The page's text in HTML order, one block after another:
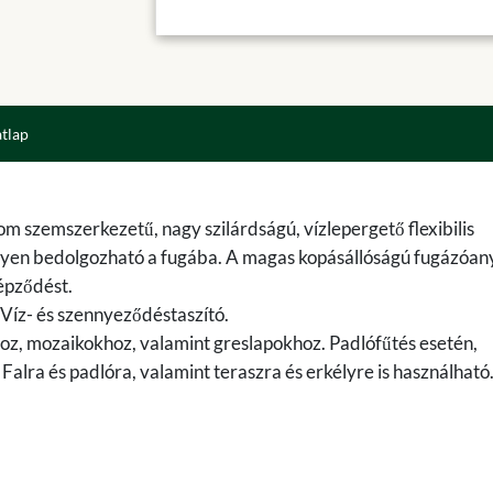
szemszerkezetű, nagy szilárdságú, vízlepergető flexibilis
bedolgozható a fugába. A magas kopásállóságú
és szennyeződéstaszító.
mozaikokhoz, valamint greslapokhoz. Padlófűtés esetén,
és padlóra, valamint teraszra és erkélyre is használható.